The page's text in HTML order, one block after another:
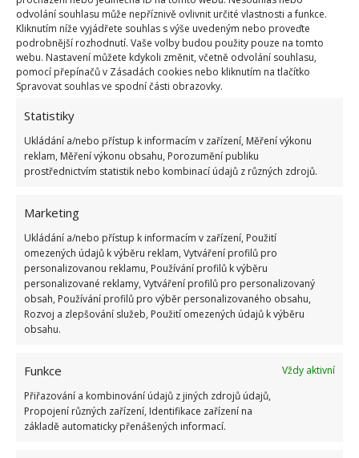
odvolání souhlasu může nepříznivě ovlivnit určité vlastnosti a funkce.
Kliknutím níže vyjádřete souhlas s výše uvedeným nebo proveďte
podrobnější rozhodnutí. Vaše volby budou použity pouze na tomto
webu. Nastavení můžete kdykoli změnit, včetně odvolání souhlasu,
pomocí přepínačů v Zásadách cookies nebo kliknutím na tlačítko
Spravovat souhlas ve spodní části obrazovky.
Statistiky
Ukládání a/nebo přístup k informacím v zařízení, Měření výkonu
reklam, Měření výkonu obsahu, Porozumění publiku
prostřednictvím statistik nebo kombinací údajů z různých zdrojů.
Marketing
Ukládání a/nebo přístup k informacím v zařízení, Použití
omezených údajů k výběru reklam, Vytváření profilů pro
personalizovanou reklamu, Používání profilů k výběru
personalizované reklamy, Vytváření profilů pro personalizovaný
obsah, Používání profilů pro výběr personalizovaného obsahu,
Rozvoj a zlepšování služeb, Použití omezených údajů k výběru
obsahu.
Funkce
Vždy aktivní
Přiřazování a kombinování údajů z jiných zdrojů údajů,
Propojení různých zařízení, Identifikace zařízení na
základě automaticky přenášených informací.
Pomůže vám i obyčejná brambora
Nemáte-li po ruce citron, můžete sáhnout po
na polovinu a posypat kuchyňskou solí na postižené
předměty, které chcete vyčistit. Povrch znečištěný rzí
je třeba bramborem potřít, dokud kontaminace
nezmizí. Nakonec vše očistěte vodou a osušte
papírovou utěrkou. Sůl je při čištění klíčová, protože
narušuje povrch rzi a poté ji můžete snadno a bez
Brambory můžete při boji proti rzi využít ještě jiným
způsobem. Zeleninu nakrájejte na kousky, posypejte
kuchyňskou solí a položte na postižený povrch. Asi